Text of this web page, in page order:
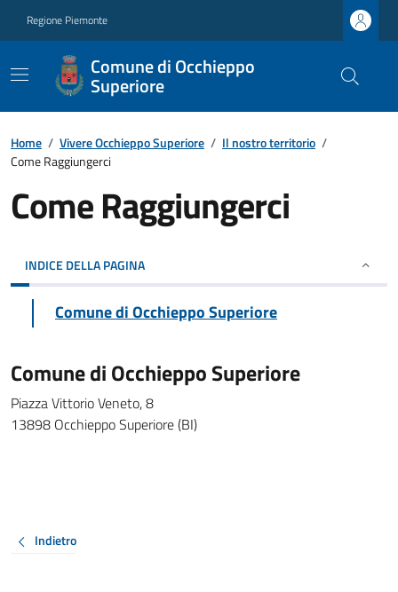
Regione Piemonte
Comune di Occhieppo
Superiore
Home / Vivere Occhieppo Superiore / Il nostro territorio /
Come Raggiungerci
Come Raggiungerci
INDICE DELLA PAGINA
Comune di Occhieppo Superiore
Comune di Occhieppo Superiore
Piazza Vittorio Veneto, 8
13898 Occhieppo Superiore (BI)
Indietro